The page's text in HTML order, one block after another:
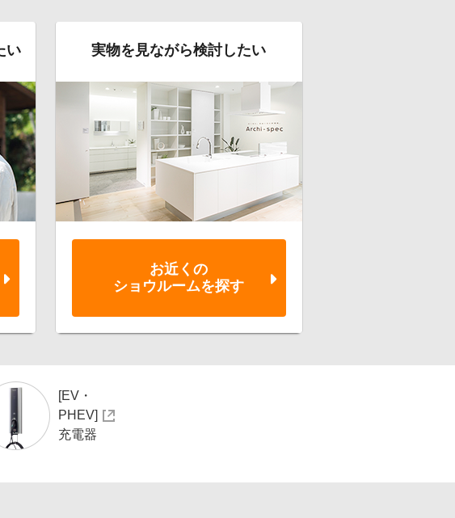
い 実物を見ながら検討したい
お近くの
ショウルームを探す
[EV・
PHEV]
充電器